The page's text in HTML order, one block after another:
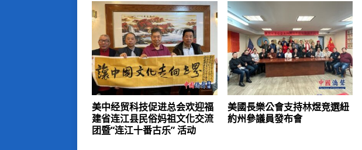
美中经贸科技促进总会欢迎福
建省连江县民俗妈祖文化交流
团暨“连江十番古乐” 活动
美國長樂公會支持林煜竞選紐
約州參議員發布會